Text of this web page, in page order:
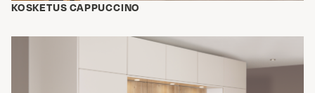
KOSKETUS CAPPUCCINO